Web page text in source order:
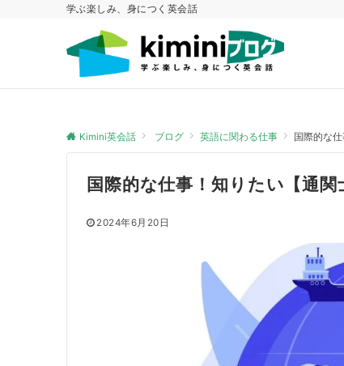
学ぶ楽しみ、身につく英会話
Kimini英会話 ブログ 英語に関わる仕事 国際的な
国際的な仕事！知りたい【通
2024年6月20日